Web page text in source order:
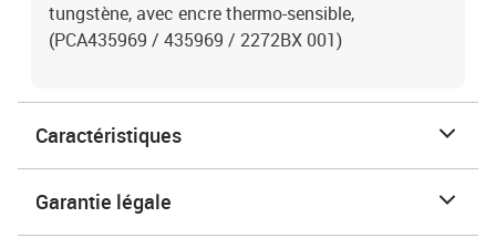
tungstène, avec encre thermo-sensible,
(PCA435969 / 435969 / 2272BX 001)
Caractéristiques
Garantie légale